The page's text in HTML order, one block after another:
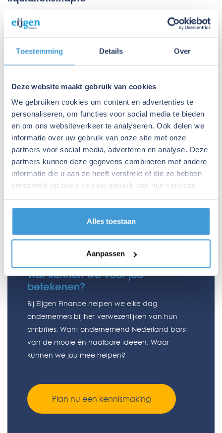
Toestemming Details Over
Deze website maakt gebruik van cookies
We gebruiken cookies om content en advertenties te
personaliseren, om functies voor social media te bieden
en om ons websiteverkeer te analyseren. Ook delen we
informatie over uw gebruik van onze site met onze
partners voor social media, adverteren en analyse. Deze
partners kunnen deze gegevens combineren met andere
informatie die u aan ze heeft verstrekt of die ze hebben
verzameld op basis van uw gebruik van hun services.
Alles toestaan
Aanpassen
Als ondernemer ben je altijd bezig met de groei van je
organisatie. Je omzet groeit, maar je kosten ook. Als het
worden, kan dit leiden tot liquiditeitskrapte. Het voordeel
aan samenwerken met factormaatschappijen is dat deze
dat jij nodig hebt steeds hoger doordat je omzet groeit, dan
is dat geen probleem. Dit geldt ook voor de financiering van
buitenlandse facturen.
Factoring voor bedrijven met Eijgen
Finance
Er is in Nederland een groot aanbod van
factoringsmaatschappijen. Onze specialisten adviseren je
Wat kunnen we voor jou
betekenen?
Bij Eijgen Finance helpen we elke dag
ondernemers bij het verwezenlijken van hun
ambities. Want ondernemend Nederland barst
van de mooie én haalbare ideeën. Waar
kunnen we jou mee helpen?
Plan nu een kennismaking